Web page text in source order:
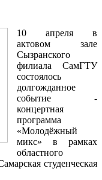
10 апреля в
актовом зале
Сызранского
филиала СамГТУ
состоялось
долгожданное
событие -
концертная
программа
«Молодёжный
микс» в рамках
областного
студенческая